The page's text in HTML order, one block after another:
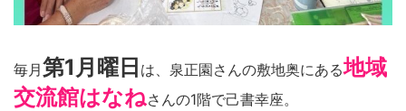
毎月第1月曜日 は、泉正園さんの敷地奥にある地域
交流館はなねさんの1階で己書幸座。